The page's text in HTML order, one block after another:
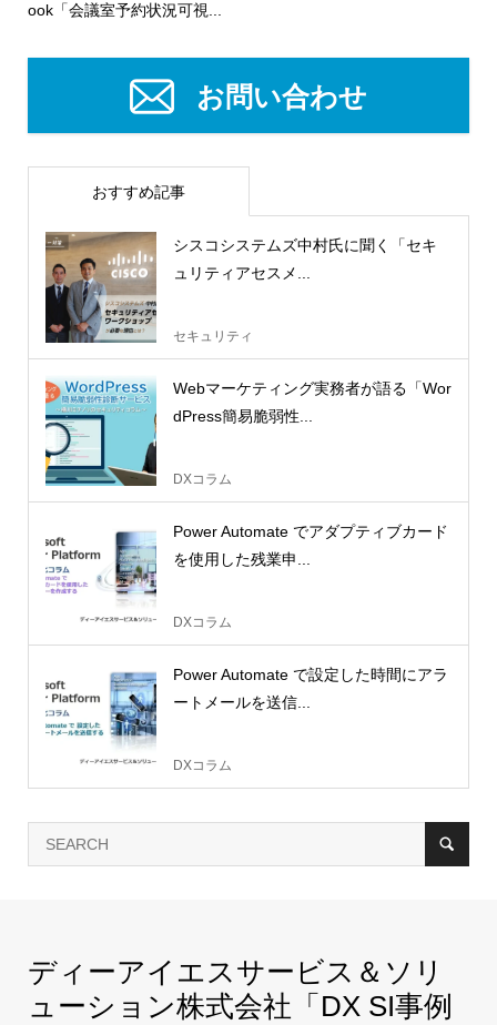
ook「会議室予約状況可視...
お問い合わせ
おすすめ記事
シスコシステムズ中村氏に聞く「セキ
ュリティアセスメ...
セキュリティ
Webマーケティング実務者が語る「Wor
dPress簡易脆弱性...
DXコラム
Power Automate でアダプティブカード
を使用した残業申...
DXコラム
Power Automate で設定した時間にアラ
ートメールを送信...
DXコラム
ディーアイエスサービス＆ソリ
ューション株式会社「DX SI事例